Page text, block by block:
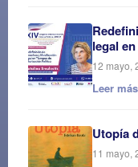
legal
12 mayo,
Leer
Utopía
11 mayo,